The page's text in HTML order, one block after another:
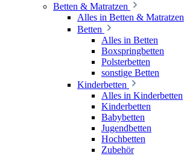
Betten & Matratzen
Alles in Betten & Matratzen
Betten
Alles in Betten
Boxspringbetten
Polsterbetten
sonstige Betten
Kinderbetten
Alles in Kinderbetten
Kinderbetten
Babybetten
Jugendbetten
Hochbetten
Zubehör